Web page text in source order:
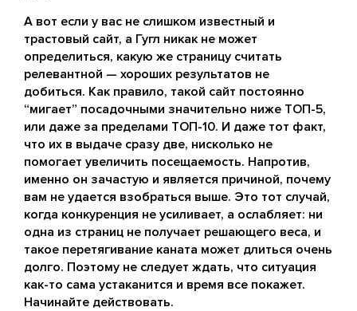
А вот если у вас не слишком известный и
трастовый сайт, а Гугл никак не может
определиться, какую же страницу считать
релевантной — хороших результатов не
добиться. Как правило, такой сайт постоянно
“мигает” посадочными значительно ниже ТОП-5,
или даже за пределами ТОП-10. И даже тот факт,
что их в выдаче сразу две, нисколько не
помогает увеличить посещаемость. Напротив,
именно он зачастую и является причиной, почему
вам не удается взобраться выше. Это тот случай,
когда конкуренция не усиливает, а ослабляет: ни
одна из страниц не получает решающего веса, и
такое перетягивание каната может длиться очень
долго. Поэтому не следует ждать, что ситуация
как-то сама устаканится и время все покажет.
Начинайте действовать.